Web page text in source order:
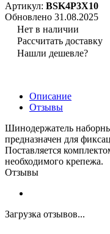
Артикул: BSK4P3X10
Обновлено 31.08.2025
Нет в наличии
Рассчитать доставку
Нашли дешевле?
Описание
Отзывы
Шинодержатель
предназначен для
Поставляется
необходимого крепежа.
Отзывы
Загрузка отзывов...